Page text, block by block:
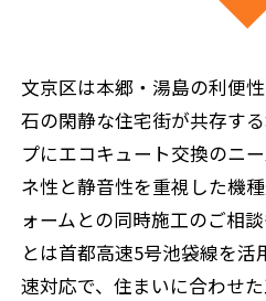
文京区は本郷・湯島の利便
石の閑静な住宅街が共存す
プにエコキュート交換のニ
ネ性と静音性を重視した機
ォームとの同時施工のご相
とは首都高速5号池袋線を
速対応で、住まいに合わせ